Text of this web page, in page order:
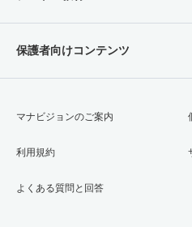
保護者向けコンテンツ
マナビジョンのご案内
利用規約
よくある質問と回答